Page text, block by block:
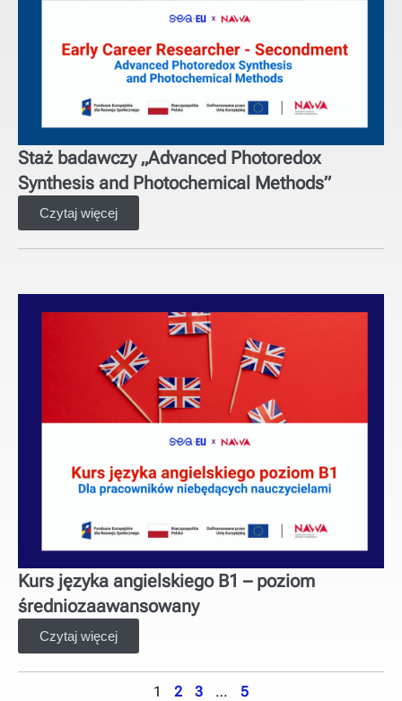
Staż badawczy „Advanced Photoredox
Synthesis and Photochemical Methods”
Czytaj więcej
Kurs języka angielskiego B1 – poziom
średniozaawansowany
Czytaj więcej
1 2 3 … 5